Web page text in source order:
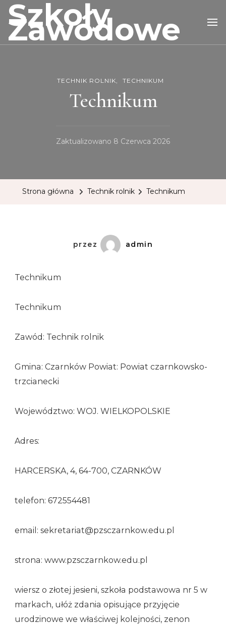
Szkoły
Zawodowe
TECHNIK ROLNIK TECHNIKUM
Technikum
Zaktualizowano 8 Czerwca 2026
Strona główna Technik rolnik Technikum
przez admin
Technikum
Technikum
Zawód: Technik rolnik
Gmina: Czarnków Powiat: Powiat czarnkowsko-
trzcianecki
Województwo: WOJ. WIELKOPOLSKIE
Adres:
HARCERSKA, 4, 64-700, CZARNKÓW
telefon: 672554481
email: sekretariat@pzsczarnkow.edu.pl
strona: www.pzsczarnkow.edu.pl
wiersz o złotej jesieni, szkoła podstawowa nr 5 w
markach, ułóż zdania opisujące przyjęcie
urodzinowe we właściwej kolejności, zenon